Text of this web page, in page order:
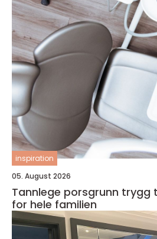
inspiration
05. August 2026
Tannlege porsgrunn trygg tannbehandling
for hele familien